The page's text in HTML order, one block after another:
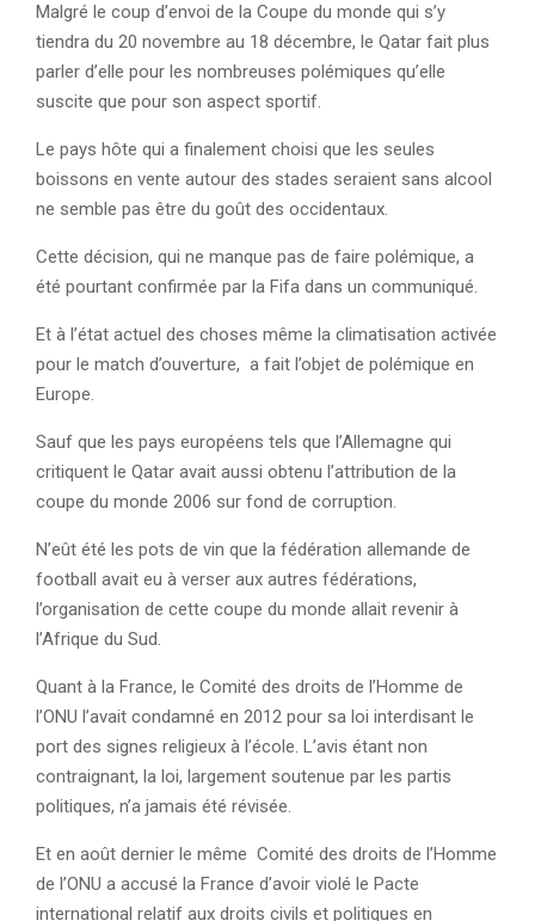
Malgré le coup d’envoi de la Coupe du monde qui s’y
tiendra du 20 novembre au 18 décembre, le Qatar fait plus
parler d’elle pour les nombreuses polémiques qu’elle
suscite que pour son aspect sportif.
Le pays hôte qui a finalement choisi que les seules
boissons en vente autour des stades seraient sans alcool
ne semble pas être du goût des occidentaux.
Cette décision, qui ne manque pas de faire polémique, a
été pourtant confirmée par la Fifa dans un communiqué.
Et à l’état actuel des choses même la climatisation activée
pour le match d’ouverture, a fait l’objet de polémique en
Europe.
Sauf que les pays européens tels que l’Allemagne qui
critiquent le Qatar avait aussi obtenu l’attribution de la
coupe du monde 2006 sur fond de corruption.
N’eût été les pots de vin que la fédération allemande de
football avait eu à verser aux autres fédérations,
l’organisation de cette coupe du monde allait revenir à
l’Afrique du Sud.
Quant à la France, le Comité des droits de l’Homme de
l’ONU l’avait condamné en 2012 pour sa loi interdisant le
port des signes religieux à l’école. L’avis étant non
contraignant, la loi, largement soutenue par les partis
politiques, n’a jamais été révisée.
Et en août dernier le même Comité des droits de l’Homme
de l’ONU a accusé la France d’avoir violé le Pacte
international relatif aux droits civils et politiques en